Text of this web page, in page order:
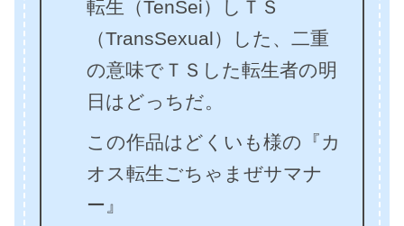
転生（TenSei）しＴＳ
（TransSexual）した、二重
の意味でＴＳした転生者の明
日はどっちだ。
この作品はどくいも様の『カ
オス転生ごちゃまぜサマナ
ー』